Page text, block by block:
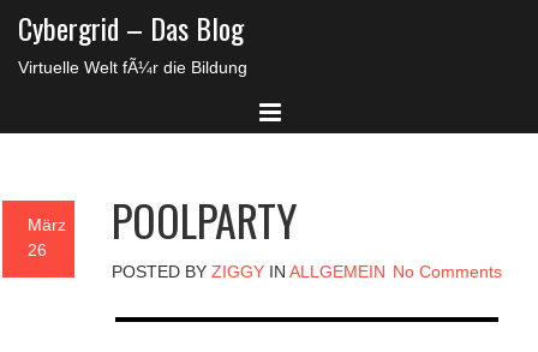
Cybergrid – Das Blog
Virtuelle Welt fÃ¼r die Bildung
März
26
POOLPARTY
POSTED BY ZIGGYIN ALLGEMEIN No Comments